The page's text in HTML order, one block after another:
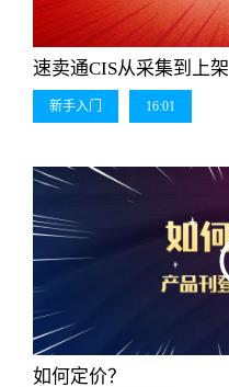
速卖通CIS从采集到上架
新手入门 16:01
如何定价？